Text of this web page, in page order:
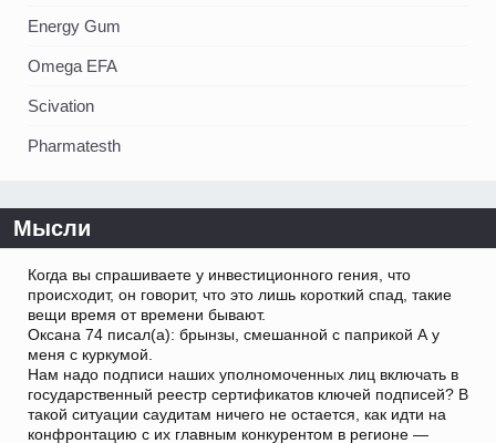
Energy Gum
Omega EFA
Scivation
Pharmatesth
Мысли
Когда вы спрашиваете у инвестиционного гения, что
происходит, он говорит, что это лишь короткий спад, такие
вещи время от времени бывают.
Оксана 74 писал(а): брынзы, смешанной с паприкой А у
меня с куркумой.
Нам надо подписи наших уполномоченных лиц включать в
государственный реестр сертификатов ключей подписей? В
такой ситуации саудитам ничего не остается, как идти на
конфронтацию с их главным конкурентом в регионе —